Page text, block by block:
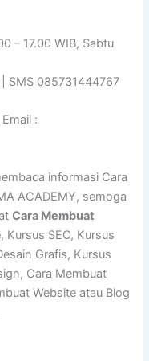
– 17.00 WIB, Sabtu
SMS 085731444767
| Email :
informasi Cara
ACADEMY, semoga
Cara Membuat
Kursus SEO, Kursus
Grafis, Kursus
Cara Membuat
Website atau Blog